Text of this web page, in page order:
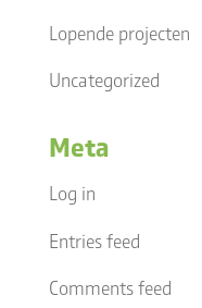
Lopende projecten
Uncategorized
Meta
Log in
Entries feed
Comments feed